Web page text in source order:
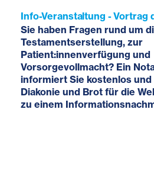
Info-Veranstaltung - Vortrag
Sie haben Fragen rund um
Testamentserstellung, zur
Patient:innenverfügung und
Vorsorgevollmacht? Ein
informiert Sie kostenlos
Diakonie und Brot für die
zu einem